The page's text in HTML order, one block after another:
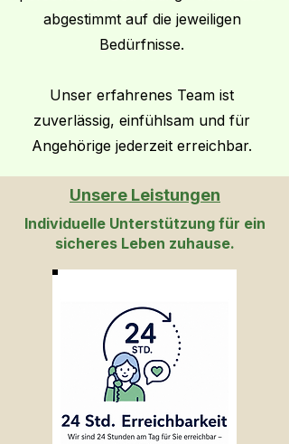
abgestimmt auf die jeweiligen
Bedürfnisse.
Unser erfahrenes Team ist
zuverlässig, einfühlsam und für
Angehörige jederzeit erreichbar.
Unsere Leistungen
Individuelle Unterstützung für ein
sicheres Leben zuhause.